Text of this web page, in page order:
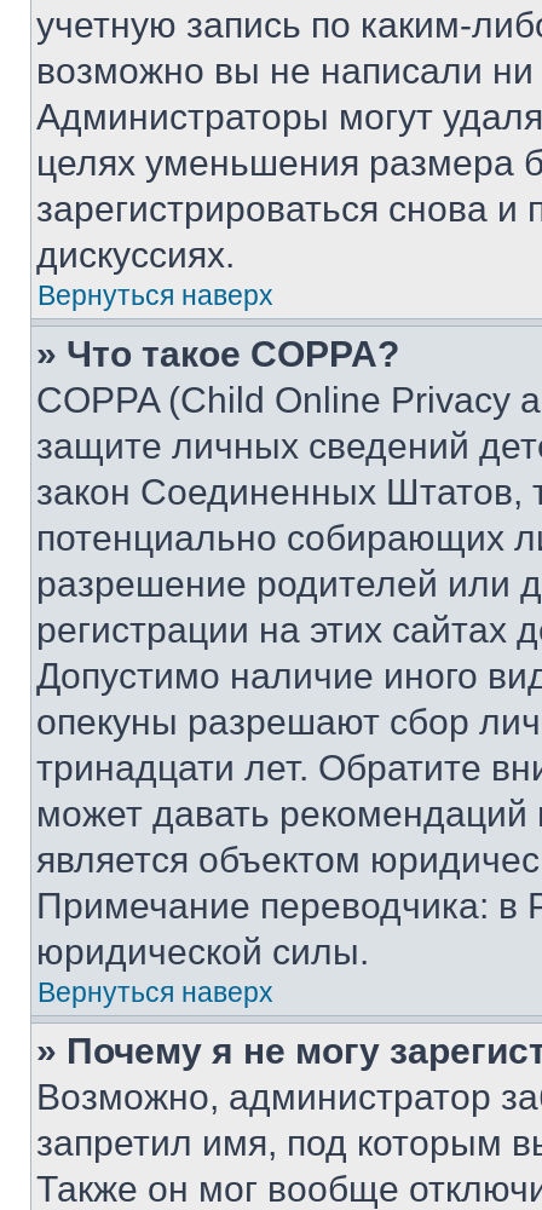
учетную запись по каким-
возможно вы не написали
Администраторы могут
целях уменьшения размера
зарегистрироваться снова и
дискуссиях.
Вернуться наверх
» Что такое COPPA?
COPPA (Child Online Privacy
защите личных сведений
закон Соединенных Штатов,
потенциально собирающих
разрешение родителей или
регистрации на этих сайтах
Допустимо наличие иного
опекуны разрешают сбор
тринадцати лет. Обратите
может давать
является объектом
Примечание переводчика: в
юридической силы.
Вернуться наверх
» Почему я не могу
Возможно, администратор
запретил имя, под которым
Также он мог вообще